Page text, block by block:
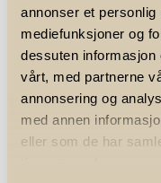
annonser et
mediefunksjoner og
dessuten informasjon
vårt, med partnerne
annonsering og
med annen
eller som de har
vei til etappen.
Det foretas arbeider
Bærums-banene 2
stasjon. Det vil også
Under følger en liste
litt lengre ut i løypa: